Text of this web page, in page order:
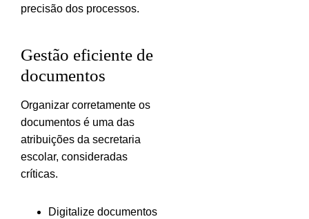
precisão dos processos.
Gestão eficiente de
documentos
Organizar corretamente os
documentos é uma das
atribuições da secretaria
escolar, consideradas
críticas.
Digitalize documentos